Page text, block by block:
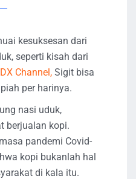
kesuksesan dari
seperti kisah dari
Channel, Sigit bisa
per harinya.
nasi uduk,
berjualan kopi.
pandemi Covid-
kopi bukanlah hal
di kala itu.